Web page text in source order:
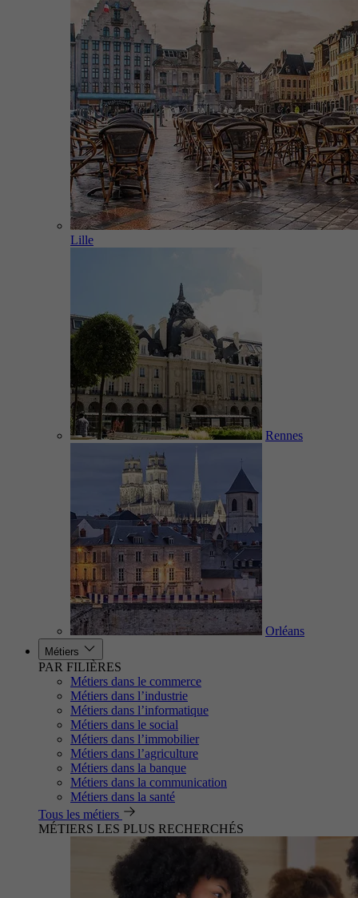
Lille
Rennes
Orléans
Métiers
PAR FILIÈRES
Métiers dans le commerce
Métiers dans l’industrie
Métiers dans l’informatique
Métiers dans le social
Métiers dans l’immobilier
Métiers dans l’agriculture
Métiers dans la banque
Métiers dans la communication
Métiers dans la santé
Tous les métiers
MÉTIERS LES PLUS RECHERCHÉS